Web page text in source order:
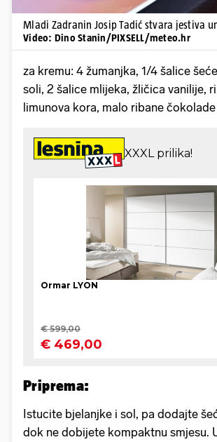
Mladi Zadranin Josip Tadić stvara jestiva
Video: Dino Stanin/PIXSELL/meteo.hr
za kremu: 4 žumanjka, 1/4 šalice
soli, 2 šalice mlijeka, žličica vanilije,
limunova kora, malo ribane
Priprema:
Istucite bjelanjke i sol, pa dodajte
dok ne dobijete kompaktnu smjesu.